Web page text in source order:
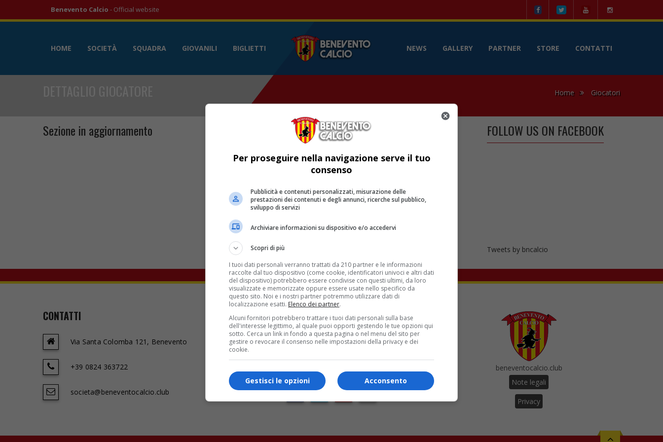
Benevento Calcio - Official website
HOME SOCIETÀ SQUADRA GIOVANILI BIGLIETTI NEWS GALLERY PARTNER STORE CONTATTI
Home Giocatori
Sezione in aggiornamento FOLLOW US ON FACEBOOK
Tweets by bncalcio
CONTATTI
Via Santa Colomba 121, Benevento
+39 0824 363722
societa@beneventocalcio.club
CONNECT WITH US
Benevento Calcio
Vuoi restare sempre aggiornato
sulla tua squadra del cuore,
seguici anche sui social
beneventocalcio.club
Note legali
Privacy
Per proseguire nella navigazione serve il tuo
consenso
Pubblicità e contenuti personalizzati, misurazione delle
prestazioni dei contenuti e degli annunci, ricerche sul pubblico,
sviluppo di servizi
Archiviare informazioni su dispositivo e/o accedervi
Scopri di più
I tuoi dati personali verranno trattati da 210 partner e le informazioni
raccolte dal tuo dispositivo (come cookie, identificatori univoci e altri dati
del dispositivo) potrebbero essere condivise con questi ultimi, da loro
visualizzate e memorizzate oppure essere usate nello specifico da
questo sito. Noi e i nostri partner potremmo utilizzare dati di
localizzazione esatti. Elenco dei partner.
Alcuni fornitori potrebbero trattare i tuoi dati personali sulla base
dell'interesse legittimo, al quale puoi opporti gestendo le tue opzioni qui
sotto. Cerca un link in fondo a questa pagina o nel menu del sito per
gestire o revocare il consenso nelle impostazioni della privacy e dei
cookie.
Acconsento
Gestisci le opzioni